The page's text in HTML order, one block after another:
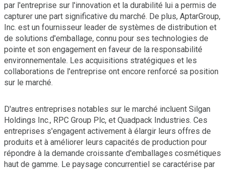
par l'entreprise sur l'innovation et la durabilité lui a permis de
capturer une part significative du marché. De plus, AptarGroup,
Inc. est un fournisseur leader de systèmes de distribution et
de solutions d'emballage, connu pour ses technologies de
pointe et son engagement en faveur de la responsabilité
environnementale. Les acquisitions stratégiques et les
collaborations de l'entreprise ont encore renforcé sa position
sur le marché.
D'autres entreprises notables sur le marché incluent Silgan
Holdings Inc., RPC Group Plc, et Quadpack Industries. Ces
entreprises s'engagent activement à élargir leurs offres de
produits et à améliorer leurs capacités de production pour
répondre à la demande croissante d'emballages cosmétiques
haut de gamme. Le paysage concurrentiel se caractérise par